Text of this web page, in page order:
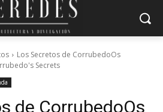
Los Secretos de CorrubedoOs
Secrets
de CorrubedoOs